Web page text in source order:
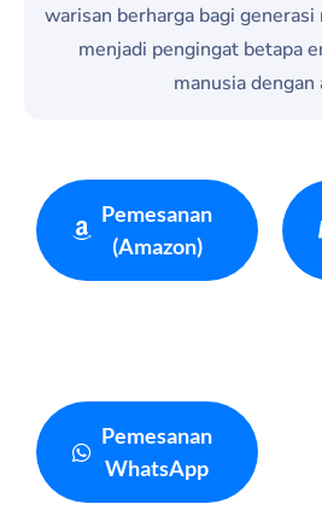
warisan berharga bagi
menjadi pengingat betapa
manusia dengan
Pemesanan
(Amazon)
Pemesanan
WhatsApp